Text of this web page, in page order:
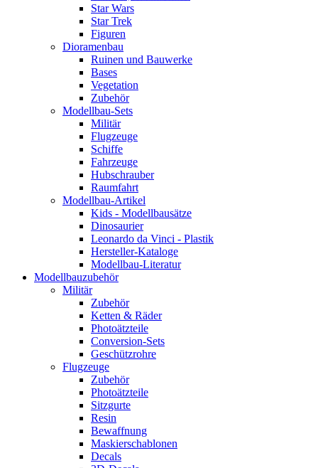
Star Wars
Star Trek
Figuren
Dioramenbau
Ruinen und Bauwerke
Bases
Vegetation
Zubehör
Modellbau-Sets
Militär
Flugzeuge
Schiffe
Fahrzeuge
Hubschrauber
Raumfahrt
Modellbau-Artikel
Kids - Modellbausätze
Dinosaurier
Leonardo da Vinci - Plastik
Hersteller-Kataloge
Modellbau-Literatur
Modellbauzubehör
Militär
Zubehör
Ketten & Räder
Photoätzteile
Conversion-Sets
Geschützrohre
Flugzeuge
Zubehör
Photoätzteile
Sitzgurte
Resin
Bewaffnung
Maskierschablonen
Decals